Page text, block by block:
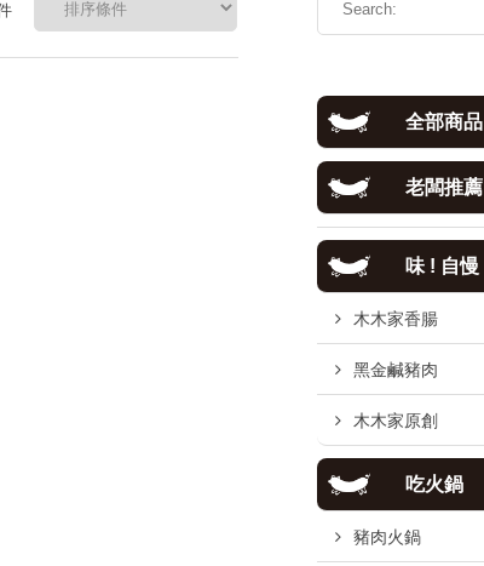
全部商品
老闆推薦
味 ! 自慢
木木家香腸
黑金鹹豬肉
木木家原創
吃火鍋
豬肉火鍋